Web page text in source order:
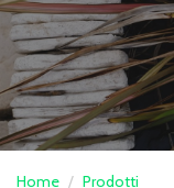
Home
Prodotti